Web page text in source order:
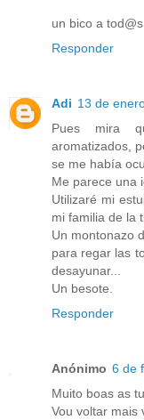
un bico a tod@s
Responder
Adi 13 de
Pues mira
aromatizados,
se me había
Me parece una
Utilizaré mi
mi familia de la
Un montonazo
para regar las
desayunar...
Un besote.
Responder
Anónimo 6 de
Muito boas as
Vou voltar mais